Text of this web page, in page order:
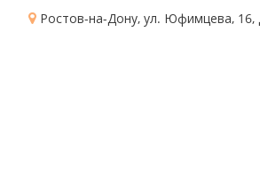
Ростов-на-Дону, ул. Юфимцева, 16,